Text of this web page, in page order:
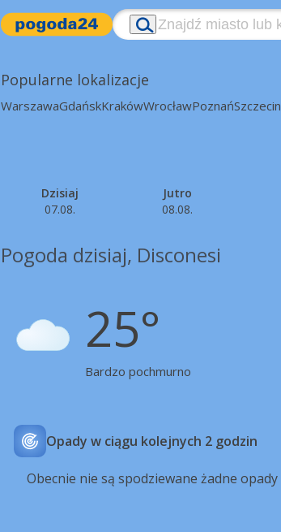
Popularne lokalizacje
WarszawaGdańskKrakówWrocławPoznańSzczecin
Dzisiaj
07.08.
Jutro
08.08.
Pogoda dzisiaj, Disconesi
25°
Bardzo pochmurno
Opady w ciągu kolejnych 2 godzin
Obecnie nie są spodziewane żadne opady